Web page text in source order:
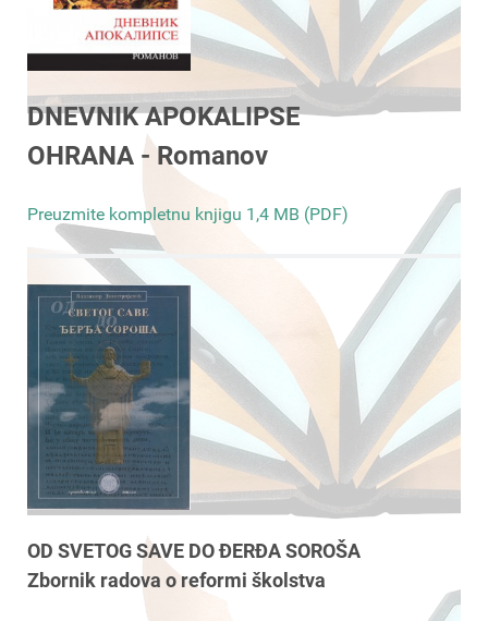
DNEVNIK APOKALIPSE
OHRANA - Romanov
Preuzmite kompletnu knjigu 1,4 MB (PDF)
OD SVETOG SAVE DO ĐERĐA SOROŠA
Zbornik radova o reformi školstva